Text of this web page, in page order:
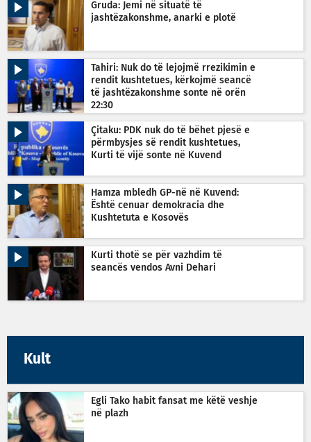
Gruda: Jemi në situatë të
jashtëzakonshme, anarki e plotë
Tahiri: Nuk do të lejojmë rrezikimin e
rendit kushtetues, kërkojmë seancë
të jashtëzakonshme sonte në orën
22:30
Çitaku: PDK nuk do të bëhet pjesë e
përmbysjes së rendit kushtetues,
Kurti të vijë sonte në Kuvend
Hamza mbledh GP-në në Kuvend:
Është cenuar demokracia dhe
Kushtetuta e Kosovës
Kurti thotë se për vazhdim të
seancës vendos Avni Dehari
Kult
Egli Tako habit fansat me këtë veshje
në plazh